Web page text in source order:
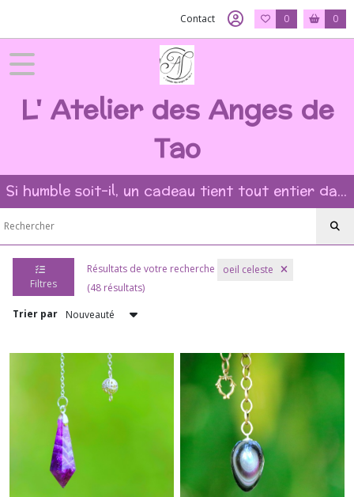
Contact 0 0
L' Atelier des Anges de
Tao
Si humble soit-il, un cadeau tient tout entier dans l'intention et la beauté du geste ?
Filtres
Résultats de votre recherche
oeil celeste
(48 résultats)
Trier par
FILTRES
Tous
Bagues
pierres
(17)
Pendentifs
pierres
naturelles
(13)
❤️
radiesthésie
ésotérisme